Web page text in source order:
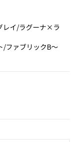
レイ/ラグーナ×ラ
/ファブリックB～